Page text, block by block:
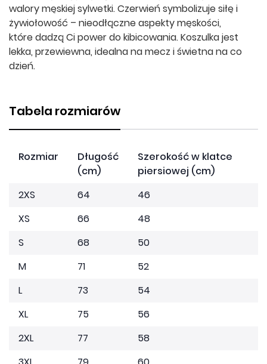
walory męskiej sylwetki. Czerwień symbolizuje siłę i
żywiołowość – nieodłączne aspekty męskości,
które dadzą Ci power do kibicowania. Koszulka jest
lekka, przewiewna, idealna na mecz i świetna na co
dzień.
Tabela rozmiarów
Rozmiar
Długość
(cm)
Szerokość w klatce
piersiowej (cm)
2XS
64
46
XS
66
48
S
68
50
M
71
52
L
73
54
XL
75
56
2XL
77
58